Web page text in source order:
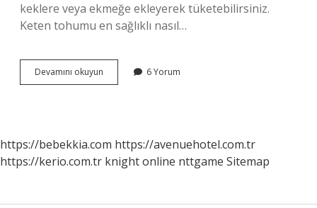
keklere veya ekmeğe ekleyerek tüketebilirsiniz.
Keten tohumu en sağlıklı nasıl…
Devamını okuyun
Tohumu
6 Yorum
https://bebekkia.com https://avenuehotel.com.tr
https://kerio.com.tr knight online nttgame Sitemap